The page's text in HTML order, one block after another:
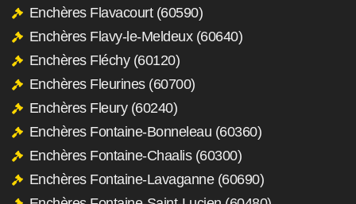
Enchères Flavacourt (60590)
Enchères Flavy-le-Meldeux (60640)
Enchères Fléchy (60120)
Enchères Fleurines (60700)
Enchères Fleury (60240)
Enchères Fontaine-Bonneleau (60360)
Enchères Fontaine-Chaalis (60300)
Enchères Fontaine-Lavaganne (60690)